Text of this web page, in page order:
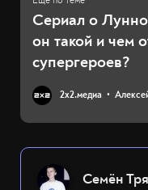
Сериал о
он такой и чем
супергероев?
2х2.медиа
Семён